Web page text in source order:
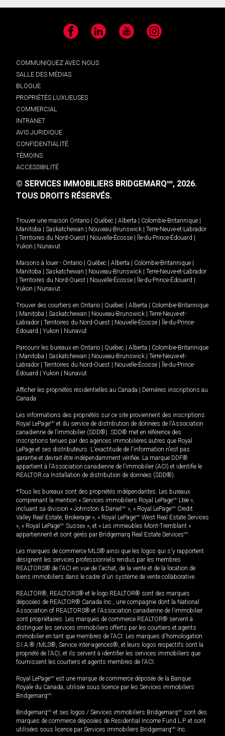
Facebook LinkedIn YouTube Instagram
COMMUNIQUEZ AVEC NOUS
SALLE DES MÉDIAS
BLOGUE
PROPRIÉTÉS LUXUEUSES
COMMERCIAL
INTRANET
AVIS JURIDIQUE
CONFIDENTIALITÉ
TÉMOINS
ACCESSIBILITÉ
© SERVICES IMMOBILIERS BRIDGEMARQMD, 2026.
TOUS DROITS RÉSERVÉS.
Trouver une maison Ontario Québec Alberta Colombie-Britannique
Manitoba
Saskatchewan Nouveau-Brunswick
Terre-Neuve-et-Labrador
Territoires du Nord-Ouest Nouvelle-Écosse Île-du-Prince-Édouard
Yukon
Nunavut.
Maisons à louer - Ontario Québec Alberta Colombie-Britannique
Manitoba
Saskatchewan Nouveau-Brunswick
Terre-Neuve-et-Labrador
Territoires du Nord-Ouest Nouvelle-Écosse Île-du-Prince-Édouard
Yukon
Nunavut.
Trouver des courtiers en Ontario Québec Alberta
Colombie-Britannique
Manitoba Saskatchewan Nouveau-Brunswick
Terre-Neuve-et-
Labrador
Territoires du Nord-Ouest Nouvelle-Écosse
Île-du-Prince-
Édouard
Yukon Nunavut
Parcourir les bureaux en Ontario Québec Alberta
Colombie-Britannique
Manitoba Saskatchewan Nouveau-Brunswick
Terre-Neuve-et-
Labrador
Territoires du Nord-Ouest Nouvelle-Écosse
Île-du-Prince-
Édouard
Yukon Nunavut
Afficher les propriétés résidentielles au Canada
Dernières inscriptions au
Canada
Les informations des propriétés sur ce site proviennent des inscriptions
Royal LePageMD et du service de distribution de données de l'Association
canadienne de l’immobilier (SDD®). SDD® met en référence des
inscriptions tenues par des agences immobilières autres que Royal
LePage et ses distributeurs. L'exactitude de l'information n'est pas
garantie et devrait être indépendamment vérifiée. La marque DDF®
appartient à l'Association canadienne de l’immobilier (ACI) et identifie le
REALTOR.ca Installation de distribution de données (SDD®).
*Tous les bureaux sont des propriétés indépendantes. Les bureaux
comprenant la mention « Services immobiliers Royal LePageMD Ltée »,
incluant sa division « Johnston & Daniel MD », « Royal LePageMD Credit
Valley Real Estate, Brokerage », « Royal LePageMD West Real Estate Services
», « Royal LePageMD Sussex », et « Les immeubles Mont-Tremblant »
appartiennent et sont gérés par Bridgemarq Real Estate ServicesMD.
Les marques de commerce MLS® ainsi que les logos qui s'y rapportent
désignent les services professionnels rendus par les membres
REALTORS® de l'ACI en vue de l'achat, de la vente et de la location de
biens immobiliers dans le cadre d'un système de vente collaborative.
REALTOR®, REALTORS® et le logo REALTOR® sont des marques
déposées de REALTOR® Canada Inc., une compagnie dont la National
Association of REALTORS® et l'Association canadienne de l’immobilier
sont propriétaires. Les marques de commerce REALTOR® servent à
distinguer les services immobiliers offerts par les courtiers et agents
immobilier en tant que membres de l'ACI. Les marques d'homologation
S.I.A.® /MLS®, Service inter-agences®, et leurs logos respectifs sont la
propriété de l'ACI, et ils servent à identifier les services immobiliers que
fournissent les courtiers et agents membres de l'ACI.
Royal LePageMD est une marque de commerce déposée de la Banque
Royale du Canada, utilisée sous licence par les Services immobiliers
BridgemarqMD.
BridgemarqMD et ses logos / Services immobiliers BridgemarqMD sont des
marques de commerce déposées de Residential Income Fund L.P. et sont
utilisées sous licence par Services immobiliers BridgemarqMD Inc.